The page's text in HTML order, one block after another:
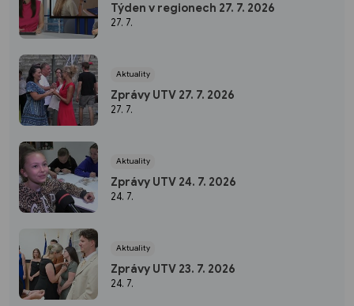
Týden v regionech 27. 7. 2026
27. 7.
Aktuality
Zprávy UTV 27. 7. 2026
27. 7.
Aktuality
Zprávy UTV 24. 7. 2026
24. 7.
Aktuality
Zprávy UTV 23. 7. 2026
24. 7.